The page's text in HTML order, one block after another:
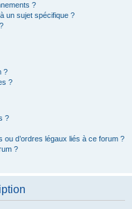
?
un sujet spécifique ?
?
?
?
ou d’ordres légaux liés à ce forum ?
?